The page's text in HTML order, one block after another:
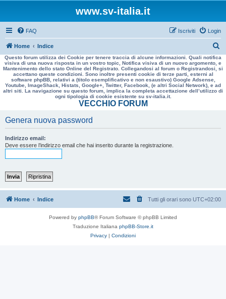
www.sv-italia.it
FAQ Login
Iscriviti
Home Indice
e
r
a
Questo forum utilizza dei Cookie per tenere traccia di alcune informazioni. Quali notifica
visiva di una nuova risposta in un vostro topic, Notifica visiva di un nuovo argomento, e
Mantenimento dello stato Online del Registrato. Collegandosi al forum o Registrandosi, si
accettano queste condizioni. Sono inoltre presenti cookie di terze parti, esterni al
software phpBB, relativi a (titolo esemplificativo e non esaustivo) Google Adsense,
Youtube, ImageShack, Histats, Google+, Twitter, Facebook, (e altri Social Network), e ad
altri siti. La navigazione su questo forum, implica la completa accettazione dell’utilizzo di
ogni tipologia di cookie esistente su sv-italia.it.
VECCHIO FORUM
Genera nuova password
Indirizzo email:
Deve essere l’indirizzo email che hai inserito durante la registrazione.
Home Indice Tutti gli orari sono UTC+02:00
Powered by phpBB® Forum Software © phpBB Limited
Traduzione Italiana phpBB-Store.it
Privacy | Condizioni